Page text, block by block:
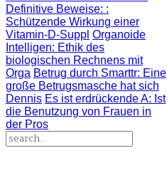
Definitive Beweise: :
Schützende Wirkung einer
Vitamin-D-Suppl Organoide
Intelligen: Ethik des
biologischen Rechnens mit
Orga Betrug durch Smarttr: Eine
große Betrugsmasche hat sich
Dennis Es ist erdrückende A: Ist
die Benutzung von Frauen in
der Pros